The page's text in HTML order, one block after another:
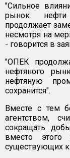
"Сильное
рынок
продолжает
несмотря на
- говорится в
"ОПЕК
нефтяного
нефтяную
сохранится".
Вместе с тем
агентством,
сокращать
вместо этого
существующих